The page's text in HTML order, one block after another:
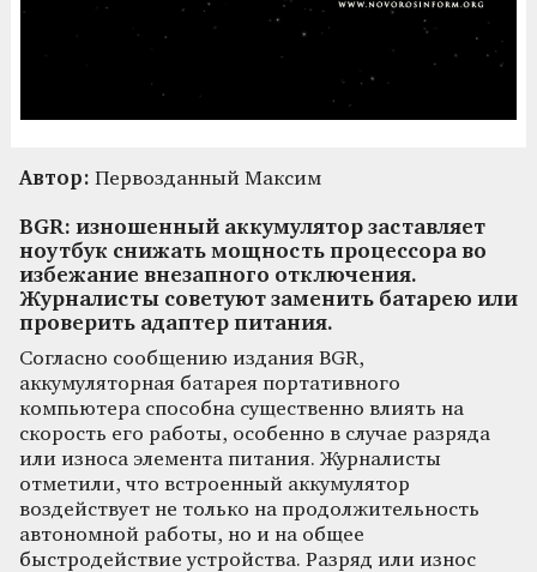
Автор: Первозданный Максим
BGR: изношенный аккумулятор заставляет
ноутбук снижать мощность процессора во
избежание внезапного отключения.
Журналисты советуют заменить батарею или
проверить адаптер питания.
Согласно сообщению издания BGR,
аккумуляторная батарея портативного
компьютера способна существенно влиять на
скорость его работы, особенно в случае разряда
или износа элемента питания. Журналисты
отметили, что встроенный аккумулятор
воздействует не только на продолжительность
автономной работы, но и на общее
быстродействие устройства. Разряд или износ